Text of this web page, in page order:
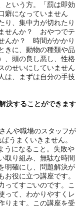
という方。「罰は即効
癖になっていません
り、集中力が切れたり
せんか？ おやつでテ
んか？ 時間がかかり
きに、動物の種類や品
、頭の良し悪し、性格
のせいにしていません
は、まずは自分の手技
決することができます
んや職場のスタッフが
うまくいきません。
うになること。失敗や
取り組み、無駄な時間
明確にし、問題解決が
役に立つ講座です。
ってすごいのです。こ
って、わかりやすくレ
ります。この講座を受